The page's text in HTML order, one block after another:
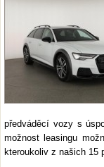
předváděcí vozy s
možnost leasingu
kteroukoliv z našich 15